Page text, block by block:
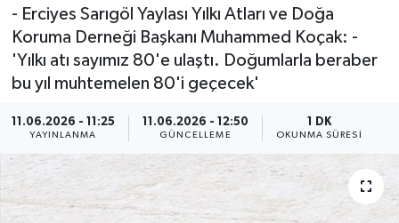
- Erciyes Sarıgöl Yaylası Yılkı Atları ve Doğa
Koruma Derneği Başkanı Muhammed Koçak: -
'Yılkı atı sayımız 80'e ulaştı. Doğumlarla beraber
bu yıl muhtemelen 80'i geçecek'
11.06.2026 - 11:25
YAYINLANMA
11.06.2026 - 12:50
GÜNCELLEME
1 DK
OKUNMA SÜRESI
MEDYA
ÖZEL HABER
RÖPORTAJLAR
SAĞLIK
Haber Arşivi